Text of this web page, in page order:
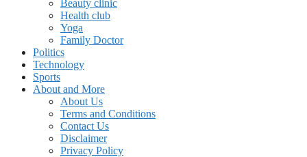
Beauty clinic
Health club
Yoga
Family Doctor
Politics
Technology
Sports
About and More
About Us
Terms and Conditions
Contact Us
Disclaimer
Privacy Policy